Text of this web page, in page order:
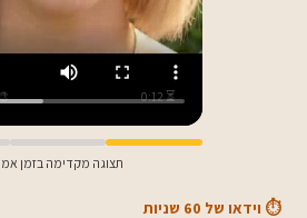
⏳ 0:12
תצוגה מקדימה בזמן
⏱️ וידאו של 60 שניות